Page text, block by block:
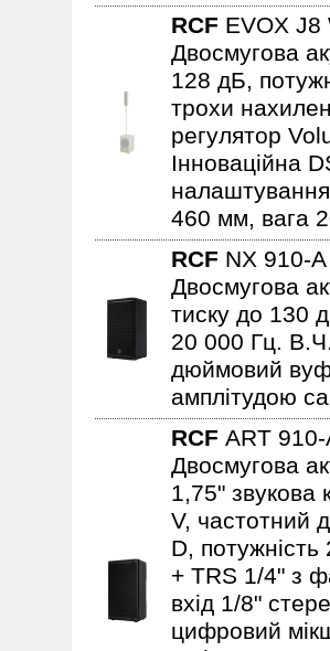
RCF EVOX
Двосмугова
128 дБ,
трохи
регулятор
Інноваційна
460 мм, вага
RCF NX 910-
Двосмугова
тиску до 130
20 000 Гц.
дюймовий
амплітудою
RCF ART
Двосмугова
1,75" звукова
V, частотний
D,
+ TRS 1/4" з
вхід 1/8"
цифровий